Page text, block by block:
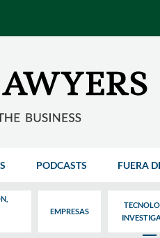
PODCASTS FUERA
EMPRESAS